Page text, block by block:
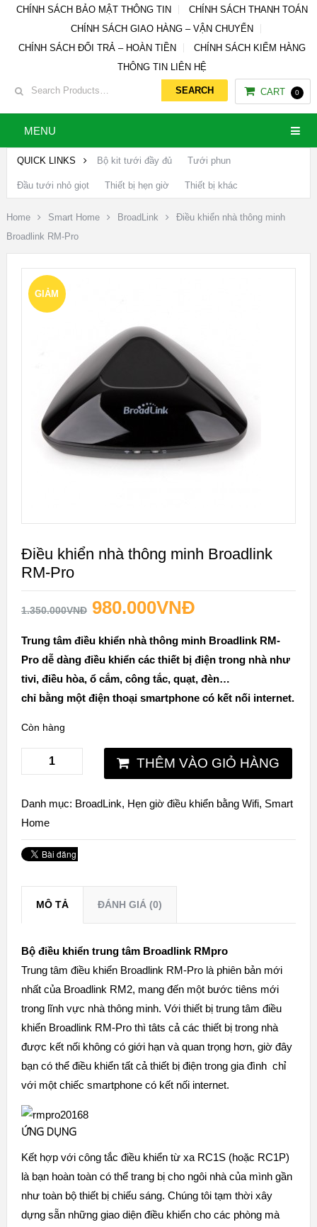
CHÍNH SÁCH BẢO MẬT THÔNG TIN
CHÍNH SÁCH THANH TOÁN
CHÍNH SÁCH GIAO HÀNG – VẬN CHUYỂN
CHÍNH SÁCH ĐỔI TRẢ – HOÀN TIỀN
CHÍNH SÁCH KIỂM HÀNG
THÔNG TIN LIÊN HỆ
CART 0
MENU
QUICK LINKS Bộ kit tưới đầy đủ Tưới phun
Đầu tưới nhỏ giọt Thiết bị hẹn giờ Thiết bị khác
Home Smart Home BroadLink
Điều khiển nhà thông minh
Broadlink RM-Pro
GIẢM
Điều khiển nhà thông minh Broadlink
RM-Pro
1.350.000VNĐ 980.000VNĐ
Trung tâm điều khiển nhà thông minh Broadlink RM-
Prodễ dàng điều khiển các thiết bị điện trong nhà như
tivi, điều hòa, ổ cắm, công tắc, quạt, đèn…
chỉ bằng một điện thoại smartphone có kết nối internet.
Còn hàng
THÊM VÀO GIỎ HÀNG
Danh mục: BroadLink, Hẹn giờ điều khiển bằng Wifi, Smart
Home
MÔ TẢ ĐÁNH GIÁ (0)
Bộ điều khiển trung tâm Broadlink RMpro
Trung tâm điều khiển Broadlink RM-Pro là phiên bản mới
nhất của Broadlink RM2, mang đến một bước tiêns mới
trong lĩnh vực nhà thông minh. Với thiết bị trung tâm điều
khiển Broadlink RM-Pro thì tâts cả các thiết bị trong nhà
được kết nối không có giới hạn và quan trọng hơn, giờ đây
bạn có thể điều khiển tất cả thiết bị điện trong gia đình chỉ
với một chiếc smartphone có kết nối internet.
ỨNG DỤNG
Kết hợp với công tắc điều khiển từ xa RC1S (hoặc RC1P)
là bạn hoàn toàn có thể trang bị cho ngôi nhà của mình gần
như toàn bộ thiết bị chiếu sáng. Chúng tôi tạm thời xây
dựng sẵn những giao diện điều khiển cho các phòng mà